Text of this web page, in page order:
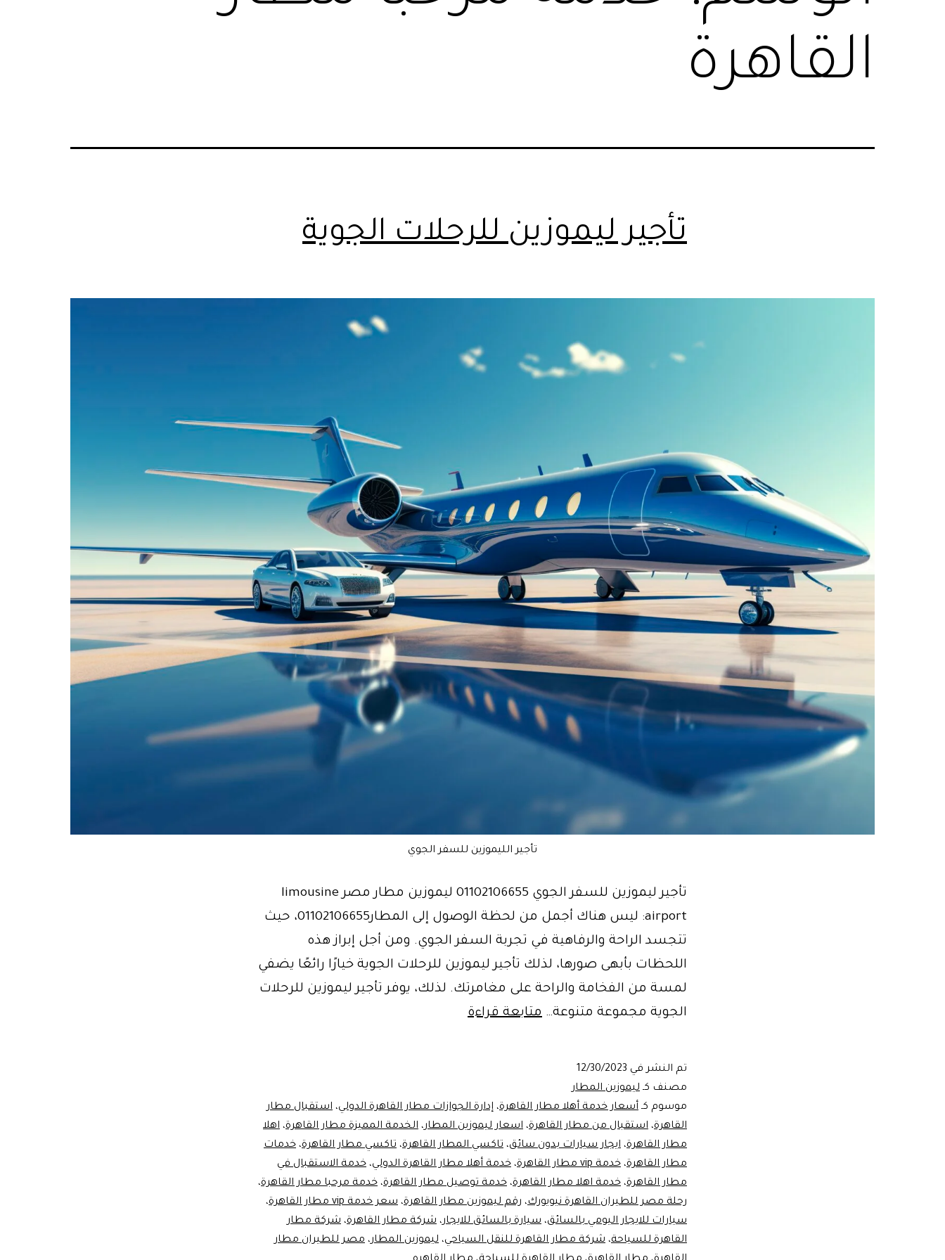
القاهرة
تأجير ليموزين للرحلات الجوية
تأجير الليموزين للسفر الجوي
تأجير ليموزين للسفر الجوي 01102106655 ليموزين مطار مصر limousine
airport: ليس هناك أجمل من لحظة الوصول إلى المطار01102106655، حيث
تتجسد الراحة والرفاهية في تجربة السفر الجوي. ومن أجل إبراز هذه
اللحظات بأبهى صورها، لذلك تأجير ليموزين للرحلات الجوية خيارًا رائعًا يضفي
لمسة من الفخامة والراحة على مغامرتك. لذلك، يوفر تأجير ليموزين للرحلات
الجوية مجموعة متنوعة… متابعة قراءة
تم النشر في 12/30/2023
مصنف كـ ليموزين المطار
موسوم كـ أسعار خدمة أهلا مطار القاهرة، إدارة الجوازات مطار القاهرة الدولي، استقبال مطار
القاهرة، استقبال من مطار القاهرة، اسعار ليموزين المطار، الخدمة المميزة مطار القاهرة، اهلا
مطار القاهرة، ايجار سيارات بدون سائق، تاكسي المطار القاهرة، تاكسي مطار القاهرة، خدمات
مطار القاهرة، خدمة vip مطار القاهرة ، خدمة أهلا مطار القاهرة الدولي، خدمة الاستقبال في
مطار القاهرة، خدمة اهلا مطار القاهرة، خدمة توصيل مطار القاهرة، خدمة مرحبا مطار القاهرة،
رحلة مصر للطيران القاهرة نيويورك، رقم ليموزين مطار القاهرة، سعر خدمة vip مطار القاهرة
،
سيارات للايجار اليومي بالسائق، سيارة بالسائق للايجار، شركة مطار القاهرة، شركة مطار
القاهرة للسياحة، شركة مطار القاهرة للنقل السياحي، ليموزين المطار، مصر للطيران مطار